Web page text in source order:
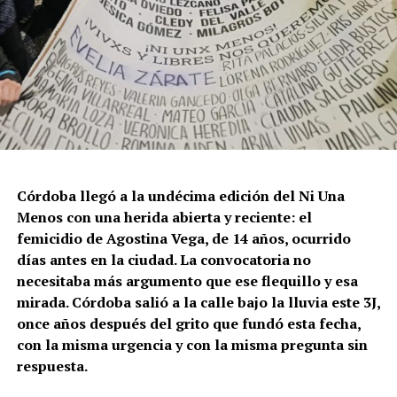
Córdoba llegó a la undécima edición del Ni Una
Menos con una herida abierta y reciente: el
femicidio de Agostina Vega, de 14 años, ocurrido
días antes en la ciudad. La convocatoria no
necesitaba más argumento que ese flequillo y esa
mirada. Córdoba salió a la calle bajo la lluvia este 3J,
once años después del grito que fundó esta fecha,
con la misma urgencia y con la misma pregunta sin
respuesta.